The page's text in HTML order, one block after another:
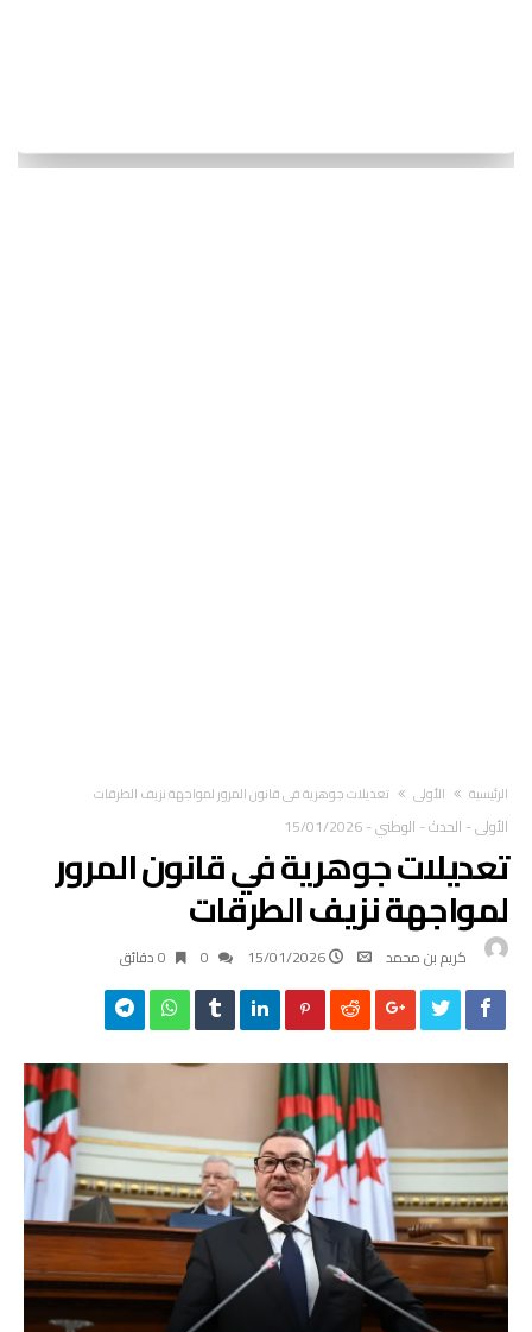
‫الرئيسية‬ الأولى تعديلات جوهرية في قانون المرور لمواجهة نزيف الطرقات
الأولى- الحدث- الوطني-
15/01/2026
تعديلات جوهرية في قانون المرور
لمواجهة نزيف الطرقات
كريم بن محمد 15/01/2026 0 ‫دقائق‬